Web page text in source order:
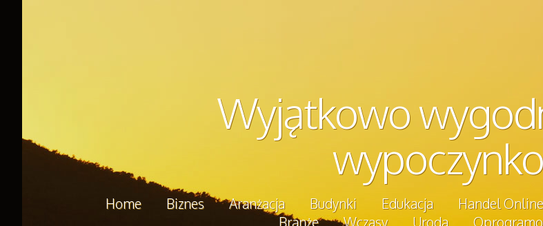
Wyjątkowo
Home Biznes Aranżacja Budynki Edukacja Handel Online
Branże
Wczasy Uroda